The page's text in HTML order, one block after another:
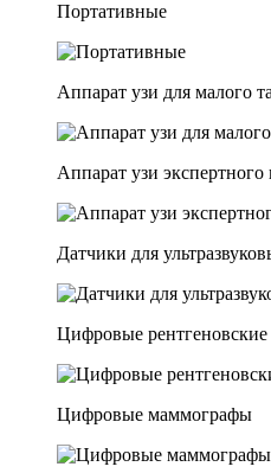
Портативные
Аппарат узи для малого
Аппарат узи экспертного
Датчики для
Цифровые
Цифровые маммографы